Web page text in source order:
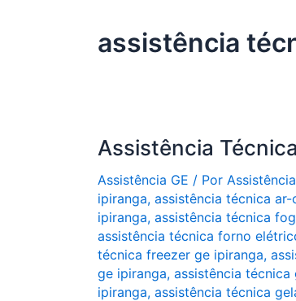
assistência
Assistência
Assistência GE / Por
ipiranga, assistência técnica
ipiranga, assistência técnica
assistência técnica forno
técnica freezer ge ipiranga,
ge ipiranga, assistência
ipiranga, assistência técnica